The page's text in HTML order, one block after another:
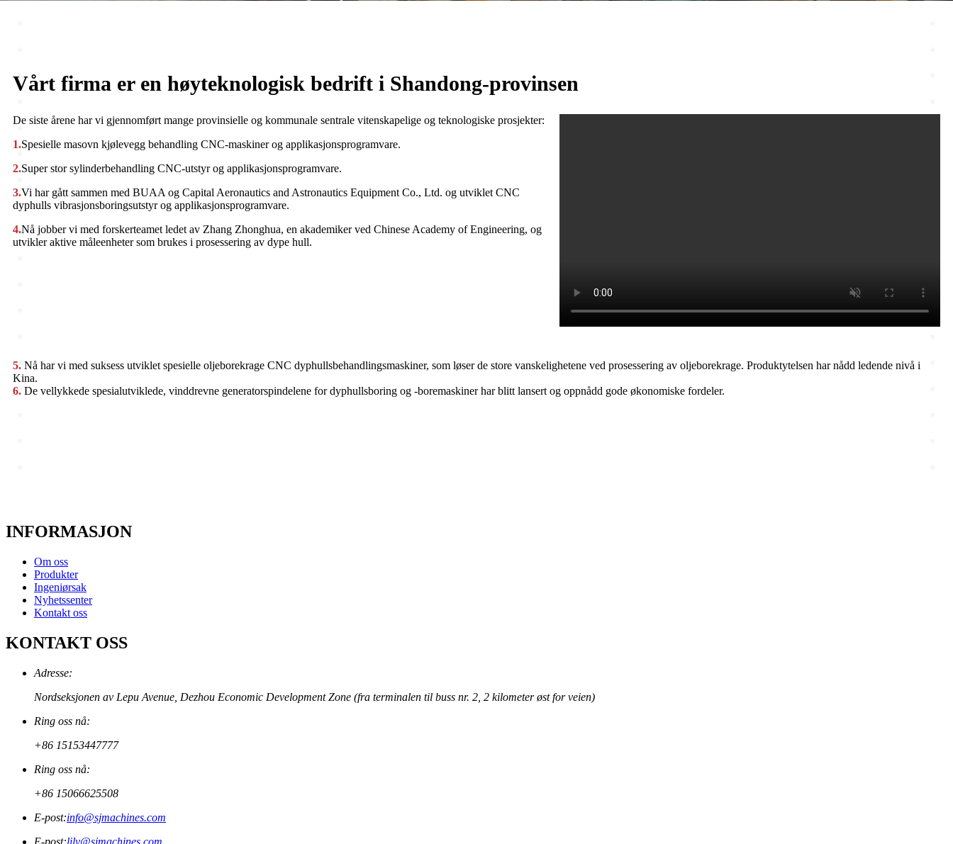
Vårt firma er en høyteknologisk bedrift i Shandong-provinsen
De siste årene har vi gjennomført mange provinsielle og kommunale sentrale vitenskapelige og teknologiske prosjekter:
1.Spesielle masovn kjølevegg behandling CNC-maskiner og applikasjonsprogramvare.
2.Super stor sylinderbehandling CNC-utstyr og applikasjonsprogramvare.
3.Vi har gått sammen med BUAA og Capital Aeronautics and Astronautics Equipment Co., Ltd. og utviklet CNC
dyphulls vibrasjonsboringsutstyr og applikasjonsprogramvare.
4.Nå jobber vi med forskerteamet ledet av Zhang Zhonghua, en akademiker ved Chinese Academy of Engineering, og
utvikler aktive måleenheter som brukes i prosessering av dype hull.
5. Nå har vi med suksess utviklet spesielle oljeborekrage CNC dyphullsbehandlingsmaskiner, som løser de store vanskelighetene ved prosessering av oljeborekrage. Produktytelsen har nådd ledende nivå i
Kina.
6. De vellykkede spesialutviklede, vinddrevne generatorspindelene for dyphullsboring og -boremaskiner har blitt lansert og oppnådd gode økonomiske fordeler.
INFORMASJON
Om oss
Produkter
Ingeniørsak
Nyhetssenter
Kontakt oss
KONTAKT OSS
Adresse:
Nordseksjonen av Lepu Avenue, Dezhou Economic Development Zone (fra terminalen til buss nr. 2, 2 kilometer øst for veien)
Ring oss nå:
+86 15153447777
Ring oss nå:
+86 15066625508
E-post:info@sjmachines.com
E-post:lily@sjmachines.com